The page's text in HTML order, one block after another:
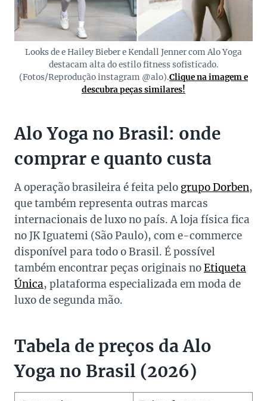
Looks de e Hailey Bieber e Kendall Jenner com Alo Yoga
destacam alta do estilo fitness sofisticado.
(Fotos/Reprodução instagram @alo).Clique na imagem e
descubra peças similares!
Alo Yoga no Brasil: onde
comprar e quanto custa
A operação brasileira é feita pelo grupo Dorben,
que também representa outras marcas
internacionais de luxo no país. A loja física fica
no JK Iguatemi (São Paulo), com e-commerce
disponível para todo o Brasil. É possível
também encontrar peças originais noEtiqueta
Única, plataforma especializada em moda de
luxo de segunda mão.
Tabela de preços da Alo
Yoga no Brasil (2026)